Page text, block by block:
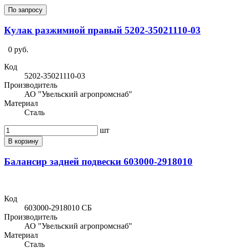
По запросу
Кулак разжимной правый 5202-35021110-03
0 руб.
Код
5202-35021110-03
Производитель
АО "Увельский агропромснаб"
Материал
Сталь
шт
В корзину
Балансир задней подвески 603000-2918010
Код
603000-2918010 СБ
Производитель
АО "Увельский агропромснаб"
Материал
Сталь